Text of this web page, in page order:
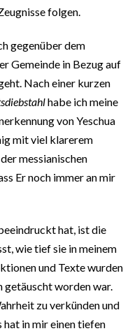
folgen.
gegenüber dem
Gemeinde in Bezug auf
Nach einer kurzen
habe ich meine
von Yeschua
mit viel klarerem
messianischen
Er noch immer an mir
hat, ist die
wie tief sie in meinem
und Texte wurden
getäuscht worden war.
zu verkünden und
hat in mir einen tiefen